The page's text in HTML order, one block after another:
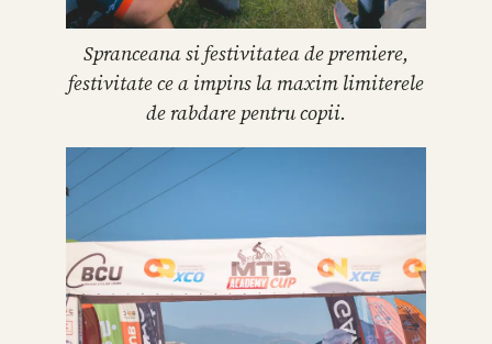
Spranceana si festivitatea de premiere,
festivitate ce a impins la maxim limiterele
de rabdare pentru copii.